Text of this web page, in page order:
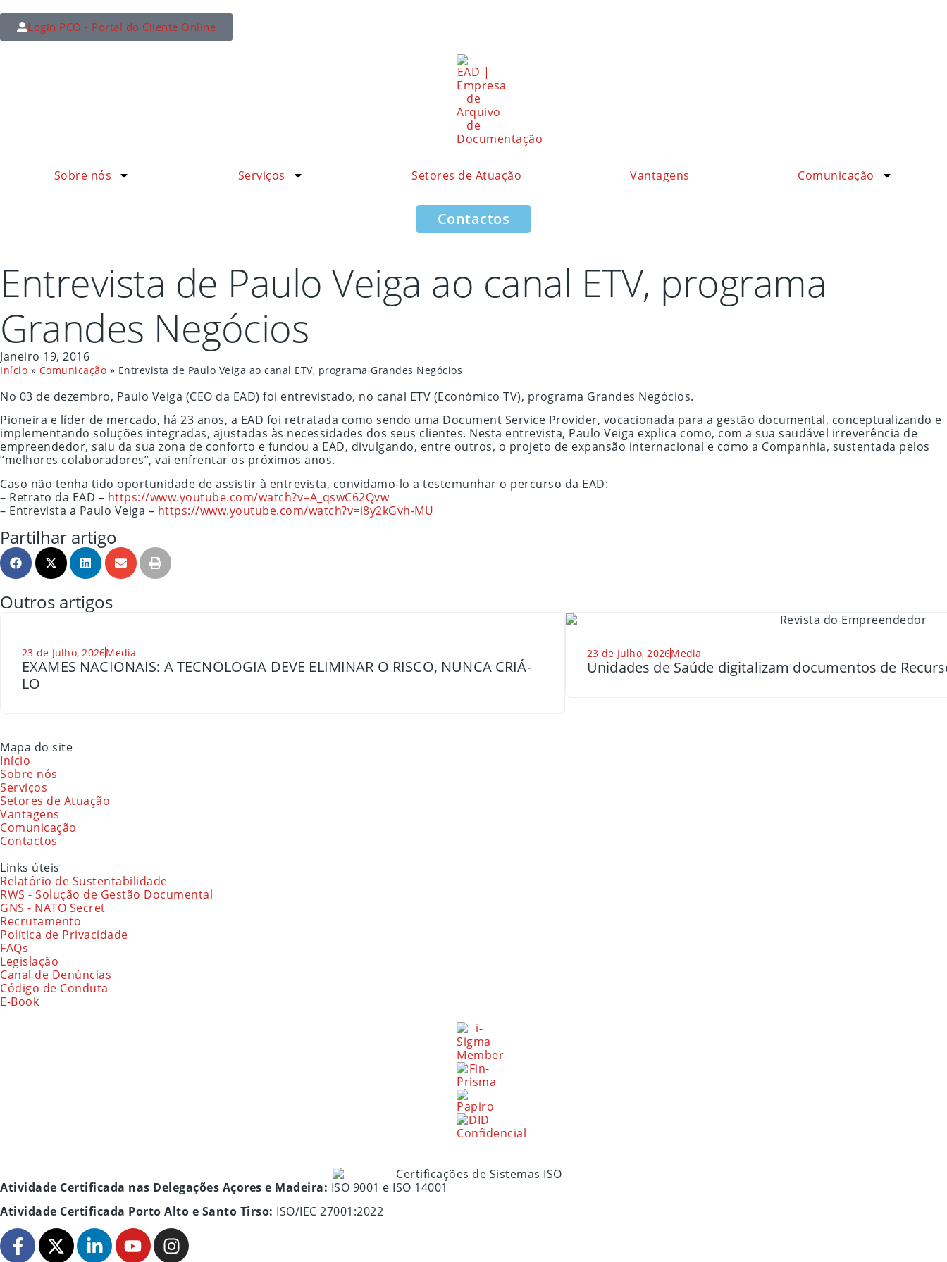
Login PCO - Portal do Cliente Online
Sobre nós Serviços Setores de Atuação Vantagens Comunicação
Contactos
Entrevista de Paulo Veiga ao canal ETV, programa
Grandes Negócios
Janeiro 19, 2016
Início » Comunicação » Entrevista de Paulo Veiga ao canal ETV, programa Grandes Negócios
No 03 de dezembro, Paulo Veiga (CEO da EAD) foi entrevistado, no canal ETV (Económico TV), programa Grandes Negócios.
Pioneira e líder de mercado, há 23 anos, a EAD foi retratada como sendo uma Document Service Provider, vocacionada para a gestão documental, conceptualizando e
implementando soluções integradas, ajustadas às necessidades dos seus clientes. Nesta entrevista, Paulo Veiga explica como, com a sua saudável irreverência de
empreendedor, saiu da sua zona de conforto e fundou a EAD, divulgando, entre outros, o projeto de expansão internacional e como a Companhia, sustentada pelos
“melhores colaboradores”, vai enfrentar os próximos anos.
Caso não tenha tido oportunidade de assistir à entrevista, convidamo-lo a testemunhar o percurso da EAD:
– Retrato da EAD – https://www.youtube.com/watch?v=A_qswC62Qvw
– Entrevista a Paulo Veiga – https://www.youtube.com/watch?v=i8y2kGvh-MU
Partilhar artigo
Outros artigos
23 de Julho, 2026Media
EXAMES NACIONAIS: A TECNOLOGIA DEVE ELIMINAR O RISCO, NUNCA CRIÁ-
LO
23 de Julho, 2026Media
Unidades de Saúde digitalizam documentos de
Mapa do site
Início
Sobre nós
Serviços
Setores de Atuação
Vantagens
Comunicação
Contactos
Links úteis
Relatório de Sustentabilidade
RWS - Solução de Gestão Documental
GNS - NATO Secret
Recrutamento
Política de Privacidade
FAQs
Legislação
Canal de Denúncias
Código de Conduta
E-Book
Atividade Certificada nas Delegações Açores e Madeira: ISO 9001 e ISO 14001
Atividade Certificada Porto Alto e Santo Tirso: ISO/IEC 27001:2022